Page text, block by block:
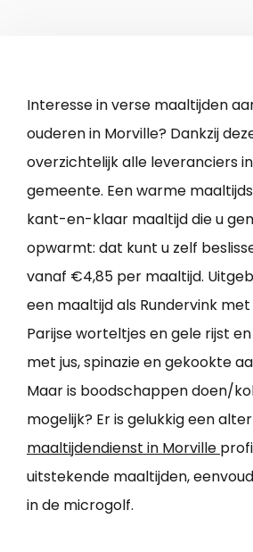
Interesse in verse maaltijden
ouderen in Morville? Dankzij
overzichtelijk alle leveranciers
gemeente. Een warme
kant-en-klaar maaltijd die u
opwarmt: dat kunt u zelf
vanaf €4,85 per maaltijd.
een maaltijd als Rundervink
Parijse worteltjes en gele rijst
met jus, spinazie en gekookte
Maar is boodschappen doen/
mogelijk? Er is gelukkig een
maaltijdendienst in Morville
uitstekende maaltijden,
in de microgolf.